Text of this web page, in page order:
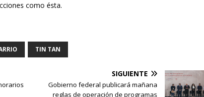
como ésta.
TIN TAN
SIGUIENTE
Gobierno federal publicará mañana
reglas de operación de programas